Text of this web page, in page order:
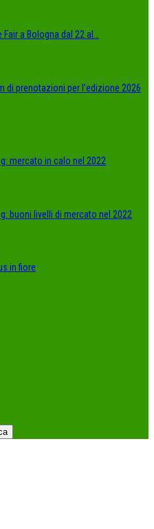
a Bologna dal 22 al…
di prenotazioni per l’edizione 2026
mercato in calo nel 2022
buoni livelli di mercato nel 2022
in fiore